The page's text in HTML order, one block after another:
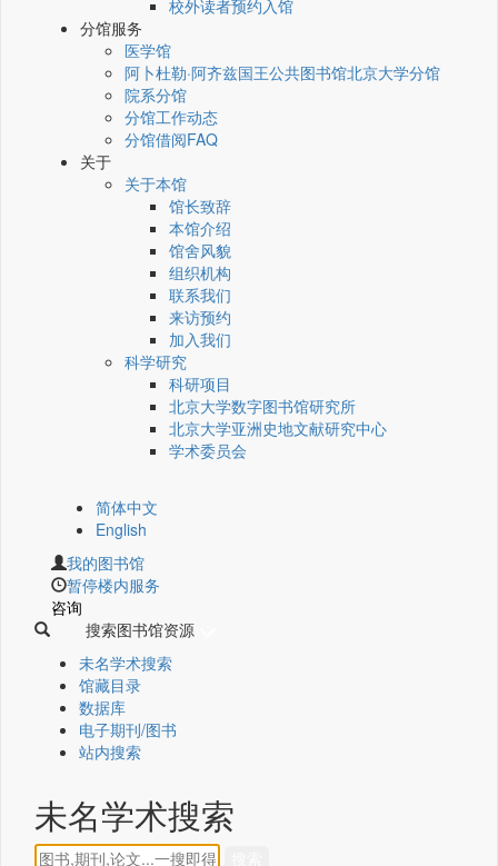
校外读者预约入馆
分馆服务
医学馆
阿卜杜勒·阿齐兹国王公共图书馆北京大学分馆
院系分馆
分馆工作动态
分馆借阅FAQ
关于
关于本馆
馆长致辞
本馆介绍
馆舍风貌
组织机构
联系我们
来访预约
加入我们
科学研究
科研项目
北京大学数字图书馆研究所
北京大学亚洲史地文献研究中心
学术委员会
简体中文
English
我的图书馆
暂停楼内服务
咨询
搜索图书馆资源
未名学术搜索
馆藏目录
数据库
电子期刊/图书
站内搜索
未名学术搜索